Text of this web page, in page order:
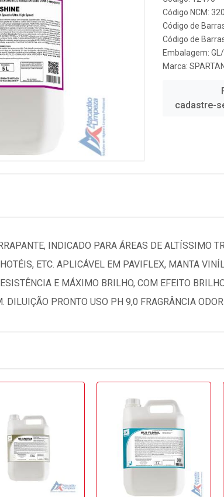
Código NCM:
Código de
Código de
Embalagem: GL/
Marca: SPARTAN
cadastre-
INDICADO PARA ÁREAS DE ALTÍSSIMO
ETC. APLICÁVEL EM PAVIFLEX, MANTA
E MÁXIMO BRILHO, COM EFEITO
PRONTO USO PH 9,0 FRAGRÂNCIA